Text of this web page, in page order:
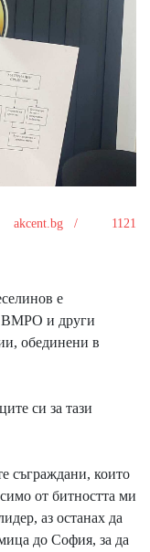
akcent.bg / 1121
е
ВМРО и други
обединени в
си за тази
съграждани, които
от битността ми
аз останах да
до София, за да